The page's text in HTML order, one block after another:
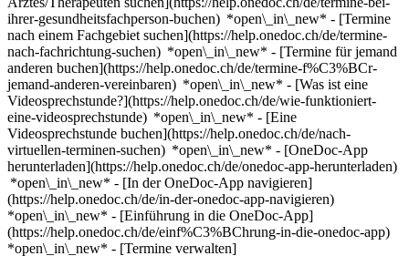
ihrer-gesundheitsfachperson-buchen) *open\_in\_new* - [Termine
nach einem Fachgebiet suchen](https://help.onedoc.ch/de/termine-
nach-fachrichtung-suchen) *open\_in\_new* - [Termine für jemand
anderen buchen](https://help.onedoc.ch/de/termine-f%C3%BCr-
jemand-anderen-vereinbaren) *open\_in\_new* - [Was ist eine
Videosprechstunde?](https://help.onedoc.ch/de/wie-funktioniert-
eine-videosprechstunde) *open\_in\_new* - [Eine
Videosprechstunde buchen](https://help.onedoc.ch/de/nach-
virtuellen-terminen-suchen) *open\_in\_new* - [OneDoc-App
herunterladen](https://help.onedoc.ch/de/onedoc-app-herunterladen)
*open\_in\_new* - [In der OneDoc-App navigieren]
(https://help.onedoc.ch/de/in-der-onedoc-app-navigieren)
*open\_in\_new* - [Einführung in die OneDoc-App]
(https://help.onedoc.ch/de/einf%C3%BChrung-in-die-onedoc-app)
*open\_in\_new* - [Termine verwalten]